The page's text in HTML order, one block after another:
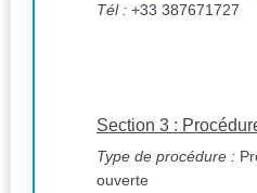
Tél : +33 387671727
Section 3 :
Type de procédure :
ouverte